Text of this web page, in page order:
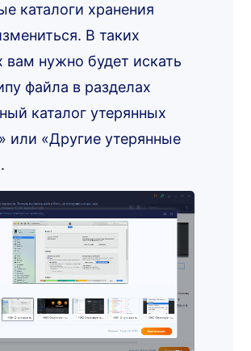
каталоги хранения
В таких
вам нужно будет искать
файла в разделах
каталог утерянных
или «Другие утерянные